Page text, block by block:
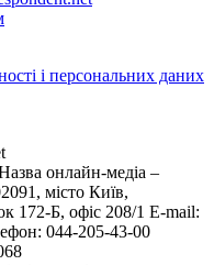
і персональних даних
онлайн-медіа –
місто Київ,
Б, офіс 208/1 E-mail:
044-205-43-00